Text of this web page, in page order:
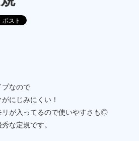
プなので
にじみにくい！
リが入ってるので使いやすさも◎
な定規です。